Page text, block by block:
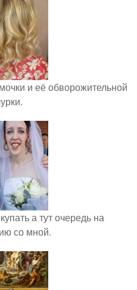
и её обворожительной
а тут очередь на
со мной.